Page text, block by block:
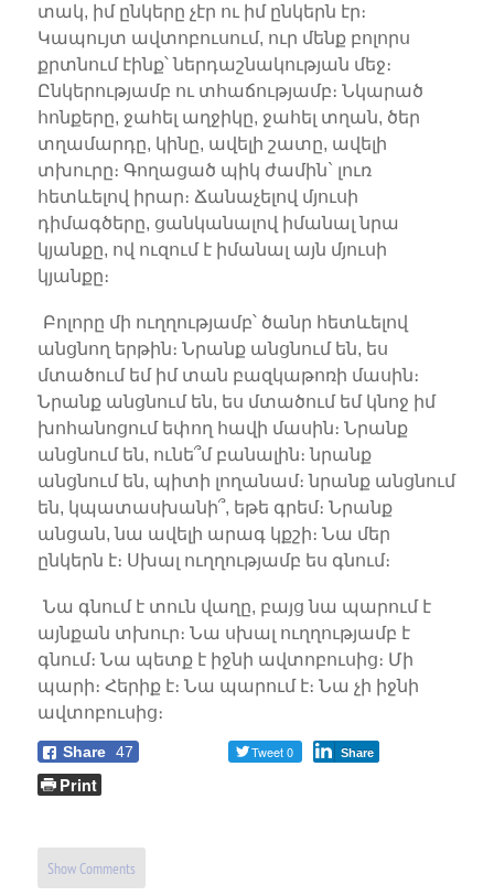
տակ, իմ ընկերը չէր ու իմ ընկերն էր։
Կապույտ ավտոբուսում, ուր մենք բոլորս
քրտնում էինք՝ ներդաշնակության մեջ։
Ընկերությամբ ու տհաճությամբ։ Նկարած
հոնքերը, ջահել աղջիկը, ջահել տղան, ծեր
տղամարդը, կինը, ավելի շատը, ավելի
տխուրը։ Գողացած պիկ ժամին` լուռ
հետևելով իրար։ Ճանաչելով մյուսի
դիմագծերը, ցանկանալով իմանալ նրա
կյանքը, ով ուզում է իմանալ այն մյուսի
կյանքը։
Բոլորը մի ուղղությամբ՝ ծանր հետևելով
անցնող երթին։ Նրանք անցնում են, ես
մտածում եմ իմ տան բազկաթոռի մասին։
Նրանք անցնում են, ես մտածում եմ կնոջ իմ
խոհանոցում եփող հավի մասին։ Նրանք
անցնում են, ունե՞մ բանալին։ նրանք
անցնում են, պիտի լողանամ։ նրանք անցնում
են, կպատասխանի՞, եթե գրեմ։ Նրանք
անցան, նա ավելի արագ կքշի։ Նա մեր
ընկերն է։ Սխալ ուղղությամբ ես գնում։
Նա գնում է տուն վաղը, բայց նա պարում է
այնքան տխուր։ Նա սխալ ուղղությամբ է
գնում։ Նա պետք է իջնի ավտոբուսից։ Մի
պարի։ Հերիք է։ Նա պարում է։ Նա չի իջնի
ավտոբուսից։
Share 47 Tweet 0 Share
Print
Show Comments